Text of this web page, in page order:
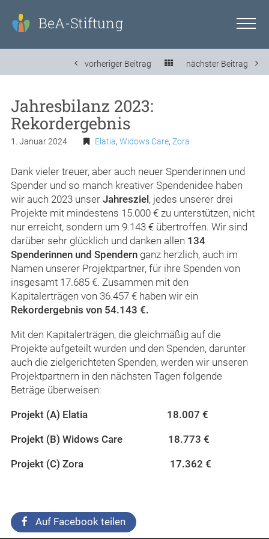
BeA-Stiftung
vorheriger Beitrag nächster Beitrag
Jahresbilanz 2023:
Rekordergebnis
1. Januar 2024 Elatia, Widows Care, Zora
Dank vieler treuer, aber auch neuer Spenderinnen und
Spender und so manch kreativer Spendenidee haben
wir auch 2023 unser Jahresziel, jedes unserer drei
Projekte mit mindestens 15.000 € zu unterstützen, nicht
nur erreicht, sondern um 9.143 € übertroffen. Wir sind
darüber sehr glücklich und danken allen 134
Spenderinnen und Spendern ganz herzlich, auch im
Namen unserer Projektpartner, für ihre Spenden von
insgesamt 17.685 €. Zusammen mit den
Kapitalerträgen von 36.457 € haben wir ein
Rekordergebnis von 54.143 €.
Mit den Kapitalerträgen, die gleichmäßig auf die
Projekte aufgeteilt wurden und den Spenden, darunter
auch die zielgerichteten Spenden, werden wir unseren
Projektpartnern in den nächsten Tagen folgende
Beträge überweisen:
Projekt (A) Elatia 18.007 €
Projekt (B) Widows Care 18.773 €
Projekt (C) Zora 17.362 €
Auf Facebook teilen